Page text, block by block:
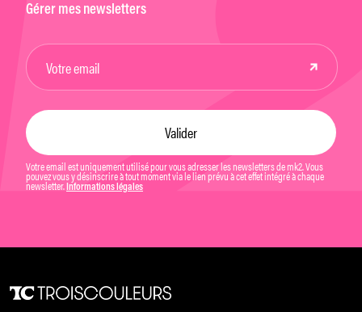
Gérer mes newsletters
Votre email est uniquement utilisé pour vous adresser les newsletters de mk2. Vous
pouvez vous y désinscrire à tout moment via le lien prévu à cet effet intégré à chaque
newsletter. Informations légales